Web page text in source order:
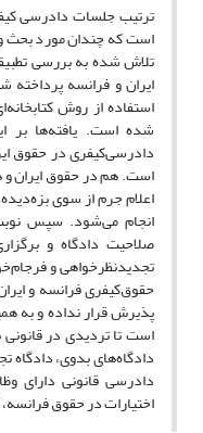
ترتیب جلسات دادرسی
است که چندان مورد بحث
تلاش شده به بررسی
ایران و فرانسه پرداخته
استفاده از روش
شده است. یافته‌ها بر
دادرسی‌کیفری در حقوق
است. هم در حقوق ایران و
اعلام جرم از سوی
انجام می‌شود. سپس
صلاحیت دادگاه و
تجدیدنظرخواهی و
حقوق‌کیفری فرانسه و
پذیرش قرار نداده و به
است تا تردیدی در
دادگاه‌های بدوی،
دادرسی قانونی دارای
اختیارات در حقوق